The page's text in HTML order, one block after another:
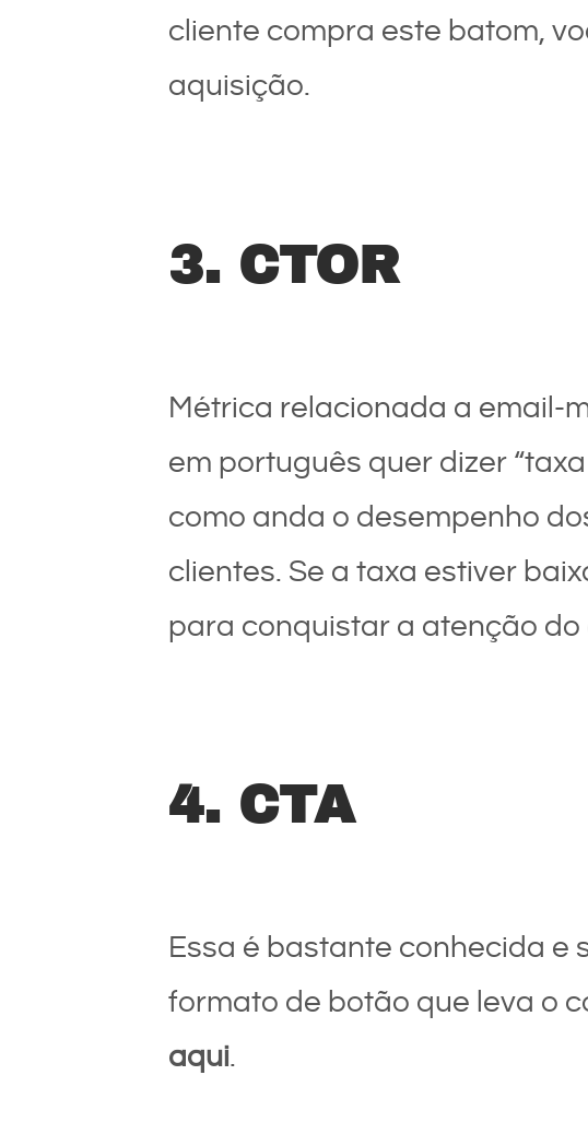
cliente compra este batom,
aquisição.
3. CTOR
Métrica relacionada a email-
em português quer dizer
como anda o desempenho
clientes. Se a taxa estiver
para conquistar a atenção
4. CTA
Essa é bastante conhecida e
formato de botão que leva o
aqui.